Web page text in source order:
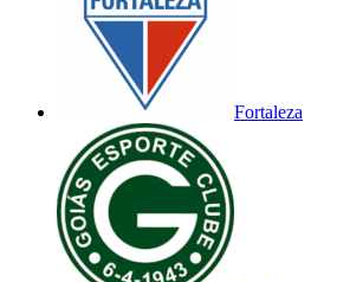
Fortaleza